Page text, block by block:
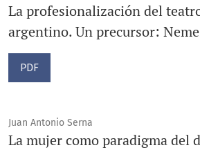
La profesionalización del
argentino. Un precursor:
PDF
Juan Antonio Serna
La mujer como paradigma del